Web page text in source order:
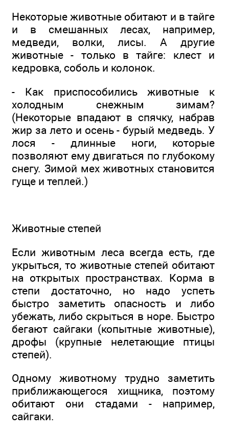
Некоторые животные обитают и в тайге
и в смешанных лесах, например,
медведи, волки, лисы. А другие
животные - только в тайге: клест и
кедровка, соболь и колонок.
- Как приспособились животные к
холодным снежным зимам?
(Некоторые впадают в спячку, набрав
жир за лето и осень - бурый медведь. У
лося - длинные ноги, которые
позволяют ему двигаться по глубокому
снегу. Зимой мех животных становится
гуще и теплей.)
Животные степей
Если животным леса всегда есть, где
укрыться, то животные степей обитают
на открытых пространствах. Корма в
степи достаточно, но надо успеть
быстро заметить опасность и либо
убежать, либо скрыться в норе. Быстро
бегают сайгаки (копытные животные),
дрофы (крупные нелетающие птицы
степей).
Одному животному трудно заметить
приближающегося хищника, поэтому
обитают они стадами - например,
сайгаки.